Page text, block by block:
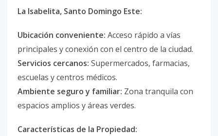
La Isabelita, Santo Domingo Este:
Ubicación conveniente: Acceso rápido a vías
principales y conexión con el centro de la ciudad.
Servicios cercanos: Supermercados, farmacias,
escuelas y centros médicos.
Ambiente seguro y familiar: Zona tranquila con
espacios amplios y áreas verdes.
Características de la Propiedad: